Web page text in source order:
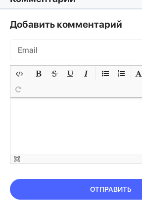
Добавить комментарий
ОТПРАВИТЬ